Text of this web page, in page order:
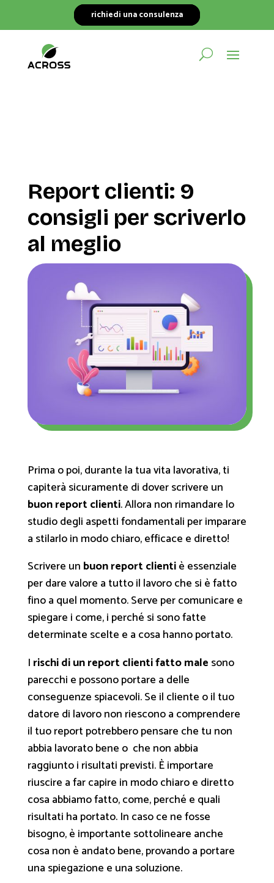
richiedi una consulenza
Report clienti: 9
consigli per scriverlo
al meglio
Prima o poi, durante la tua vita lavorativa, ti
capiterà sicuramente di dover scrivere un
buon report clienti. Allora non rimandare lo
studio degli aspetti fondamentali per imparare
a stilarlo in modo chiaro, efficace e diretto!
Scrivere un buon report clientiè essenziale
per dare valore a tutto il lavoro che si è fatto
fino a quel momento. Serve per comunicare e
spiegare i come, i perché si sono fatte
determinate scelte e a cosa hanno portato.
I rischi di un report clienti fatto male sono
parecchi e possono portare a delle
conseguenze spiacevoli. Se il cliente o il tuo
datore di lavoro non riescono a comprendere
il tuo report potrebbero pensare che tu non
abbia lavorato bene o che non abbia
raggiunto i risultati previsti. È importare
riuscire a far capire in modo chiaro e diretto
cosa abbiamo fatto, come, perché e quali
risultati ha portato. In caso ce ne fosse
bisogno, è importante sottolineare anche
cosa non è andato bene, provando a portare
una spiegazione e una soluzione.